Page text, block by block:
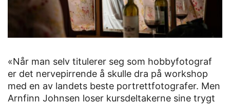
«Når man selv titulerer seg som hobbyfotograf
er det nervepirrende å skulle dra på workshop
med en av landets beste portrettfotografer. Men
Arnfinn Johnsen loser kursdeltakerne sine trygt